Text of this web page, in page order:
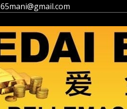
65mani@gmail.com